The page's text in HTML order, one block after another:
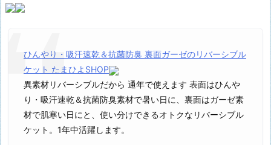
ひんやり・吸汗速乾＆抗菌防臭 裏面ガーゼのリバーシブル
ケット たまひよSHOP
異素材リバーシブルだから 通年で使えます 表面はひんや
り・吸汗速乾＆抗菌防臭素材で暑い日に、裏面はガーゼ素
材で肌寒い日にと、使い分けできるオトクなリバーシブル
ケット。1年中活躍します。